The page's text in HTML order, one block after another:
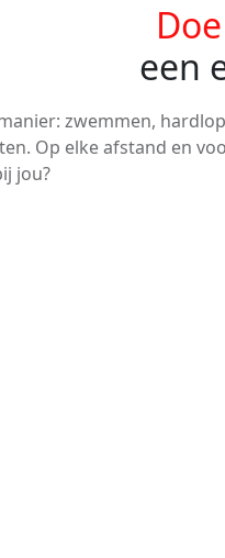
een
zwemmen,
Op elke afstand en
jou?